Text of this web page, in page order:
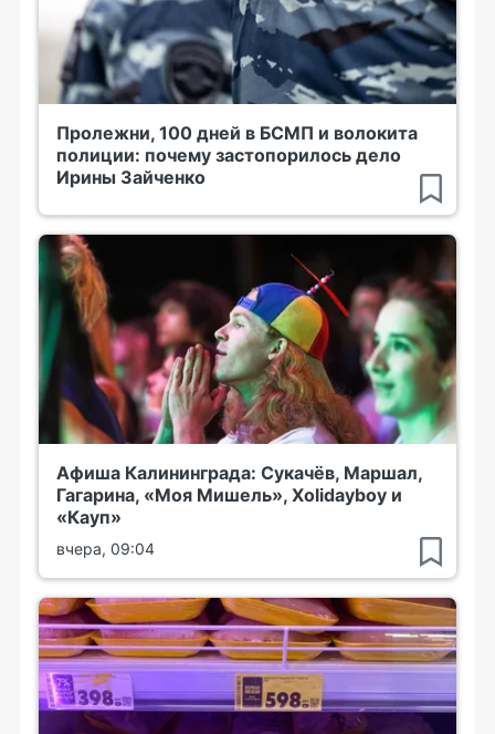
Пролежни, 100 дней в БСМП и волокита
полиции: почему застопорилось дело
Ирины Зайченко
Афиша Калининграда: Сукачёв, Маршал,
Гагарина, «Моя Мишель», Xolidayboy и
«Кауп»
вчера, 09:04